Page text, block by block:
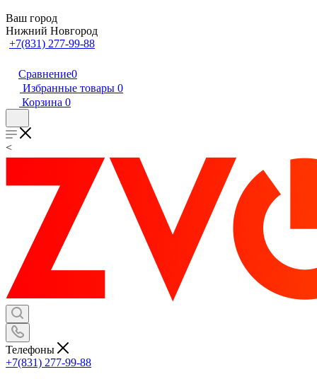
Ваш город
Нижний Новгород
+7(831) 277-99-88
Сравнение0
Избранные товары 0
Корзина 0
<
Телефоны
+7(831) 277-99-88